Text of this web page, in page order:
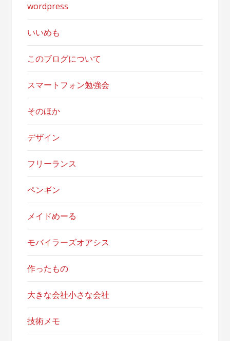
wordpress
いいめも
このブログについて
スマートフォン勉強会
そのほか
デザイン
フリーランス
ペンギン
メイドめーる
モバイラーズオアシス
作ったもの
大きな会社小さな会社
技術メモ